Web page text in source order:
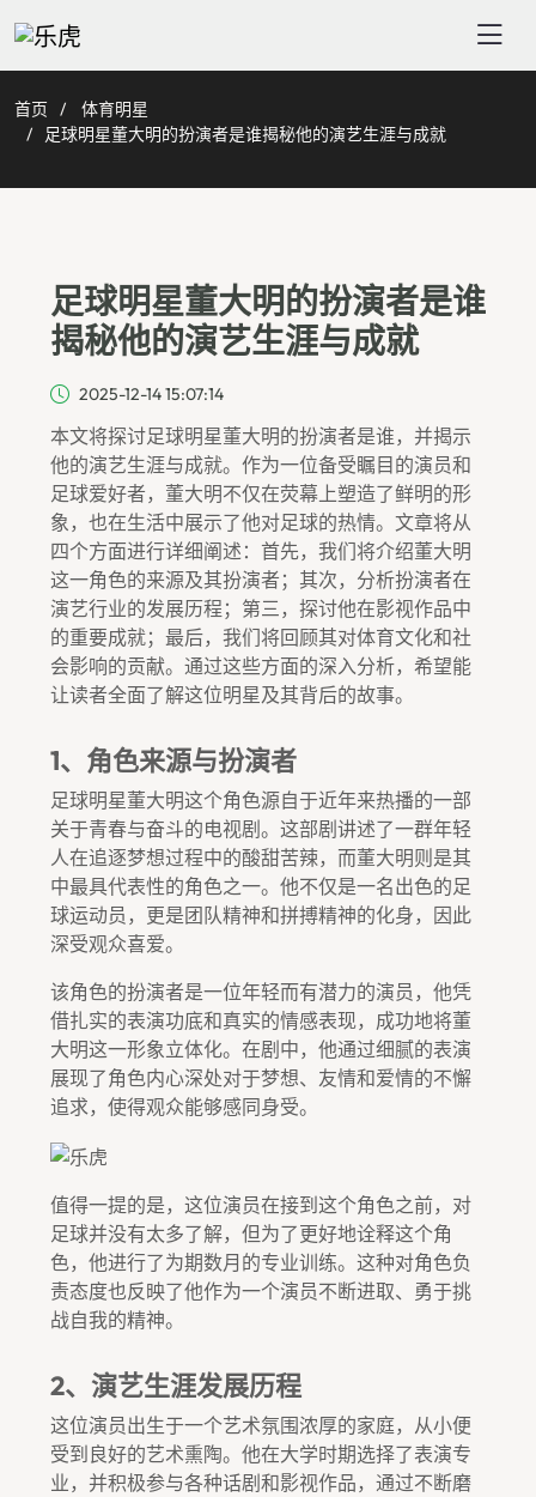
首页
体育明星
足球明星董大明的扮演者是谁揭秘他的演艺生涯与成就
足球明星董大明的扮演者是谁
揭秘他的演艺生涯与成就
2025-12-14 15:07:14
本文将探讨足球明星董大明的扮演者是谁，并揭示
他的演艺生涯与成就。作为一位备受瞩目的演员和
足球爱好者，董大明不仅在荧幕上塑造了鲜明的形
象，也在生活中展示了他对足球的热情。文章将从
四个方面进行详细阐述：首先，我们将介绍董大明
这一角色的来源及其扮演者；其次，分析扮演者在
演艺行业的发展历程；第三，探讨他在影视作品中
的重要成就；最后，我们将回顾其对体育文化和社
会影响的贡献。通过这些方面的深入分析，希望能
让读者全面了解这位明星及其背后的故事。
1、角色来源与扮演者
足球明星董大明这个角色源自于近年来热播的一部
关于青春与奋斗的电视剧。这部剧讲述了一群年轻
人在追逐梦想过程中的酸甜苦辣，而董大明则是其
中最具代表性的角色之一。他不仅是一名出色的足
球运动员，更是团队精神和拼搏精神的化身，因此
深受观众喜爱。
该角色的扮演者是一位年轻而有潜力的演员，他凭
借扎实的表演功底和真实的情感表现，成功地将董
大明这一形象立体化。在剧中，他通过细腻的表演
展现了角色内心深处对于梦想、友情和爱情的不懈
追求，使得观众能够感同身受。
值得一提的是，这位演员在接到这个角色之前，对
足球并没有太多了解，但为了更好地诠释这个角
色，他进行了为期数月的专业训练。这种对角色负
责态度也反映了他作为一个演员不断进取、勇于挑
战自我的精神。
2、演艺生涯发展历程
这位演员出生于一个艺术氛围浓厚的家庭，从小便
受到良好的艺术熏陶。他在大学时期选择了表演专
业，并积极参与各种话剧和影视作品，通过不断磨